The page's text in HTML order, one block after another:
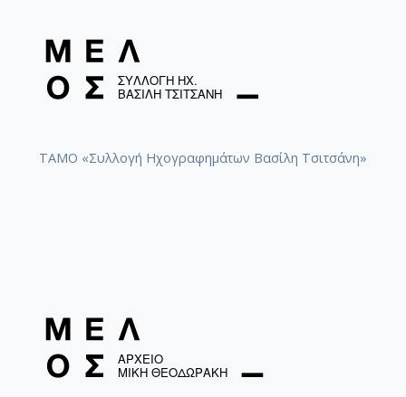
ΤΑΜΟ «Συλλογή Ηχογραφημάτων Βασίλη Τσιτσάνη»